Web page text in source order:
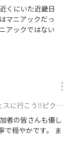
くにいた近畿日
マニアックだっ
アックではない
【現男女16名】途中参加ありに参加
者の皆さんも優し
で穏やかです。 ま